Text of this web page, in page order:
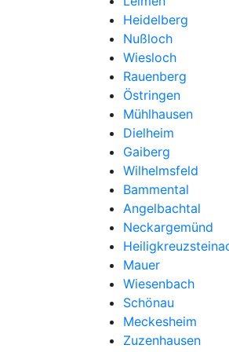
Heidelberg
Nußloch
Wiesloch
Rauenberg
Östringen
Mühlhausen
Dielheim
Gaiberg
Wilhelmsfeld
Bammental
Angelbachtal
Neckargemünd
Mauer
Wiesenbach
Schönau
Meckesheim
Zuzenhausen